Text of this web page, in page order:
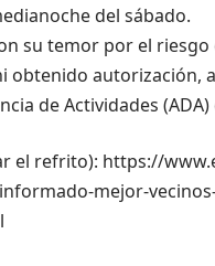
del sábado.
su temor por el
obtenido autorización,
de Actividades
el refrito): https://
mejor-